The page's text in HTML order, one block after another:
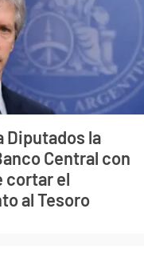
Diputados la
Central con
cortar el
al Tesoro